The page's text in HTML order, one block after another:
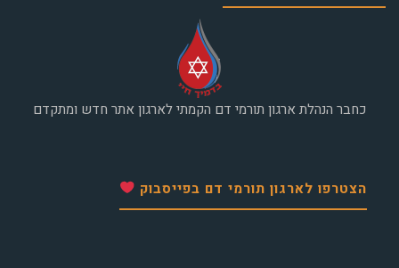
כחבר הנהלת ארגון תורמי דם הקמתי לארגון אתר חדש ומתקדם
הצטרפו לארגון תורמי דם בפייסבוק